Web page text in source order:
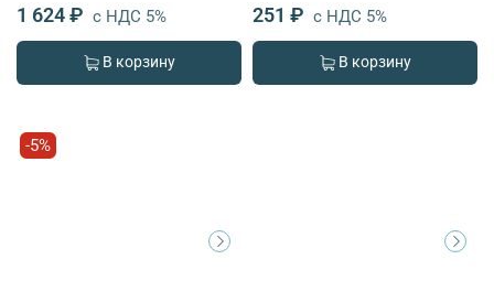
1 624 ₽ с НДС 5%
В корзину
251 ₽ с НДС 5%
В корзину
-5%